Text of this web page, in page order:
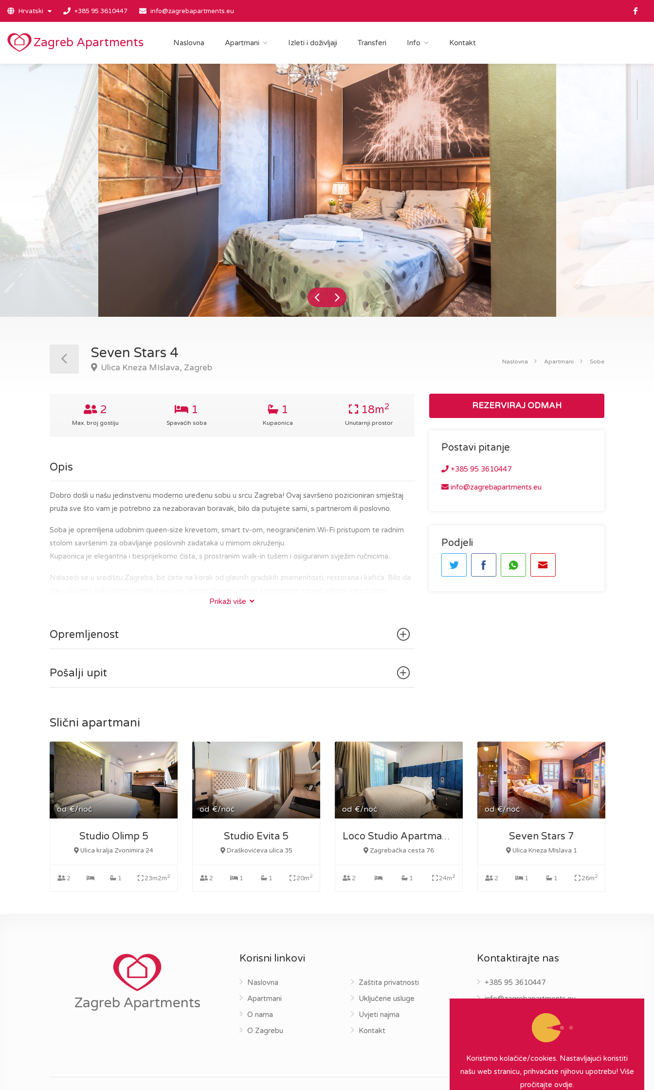
Hrvatski +385 95 3610447 info@zagrebapartments.eu
Zagreb Apartments Naslovna Apartmani Izleti i doživljaji Transferi Info Kontakt
Seven Stars 4
Ulica Kneza MIslava, Zagreb
Naslovna Apartmani Sobe
REZERVIRAJ ODMAH
Postavi pitanje
+385 95 3610447
info@zagrebapartments.eu
Podjeli
2
Max. broj gostiju
1
Spavaćih soba
1
Kupaonica
18m2
Unutarnji prostor
Opis
Dobro došli u našu jedinstvenu moderno uređenu sobu u srcu Zagreba! Ovaj savršeno pozicioniran smještaj
pruža sve što vam je potrebno za nezaboravan boravak, bilo da putujete sami, s partnerom ili poslovno.
Soba je opremljena udobnim queen-size krevetom, smart tv-om, neograničenim Wi-Fi pristupom te radnim
stolom savršenim za obavljanje poslovnih zadataka u mirnom okruženju.
Kupaonica je elegantna i besprijekorno čista, s prostranim walk-in tušem i osiguranim svježim ručnicima.
Nalazeći se u središtu Zagreba, bit ćete na korak od glavnih gradskih znamenitosti, restorana i kafića. Bilo da
tržnicom Dolac i Trgom bana Jelačića, ili da uživate u kavi na Tkalčićevoj ulici, sve vam je nadohvat ruke.
gradskom području.
Soba se nalazi na 4. katu, u zgradi bez lifta.
Prikaži više
Opremljenost
Pošalji upit
Slični apartmani
od €/noć
Studio Olimp 5
Ulica kralja Zvonimira 24
2 1 23m2m2
od €/noć
Studio Evita 5
Draškovićeva ulica 35
2 1 1 20m2
od €/noć
Loco Studio Apartman 1
Zagrebačka cesta 76
2 1 24m2
od €/noć
Seven Stars 7
Ulica Kneza MIslava 1
2 1 1 26m2
Zagreb Apartments
Korisni linkovi
Naslovna
Apartmani
O nama
O Zagrebu
Zaštita privatnosti
Uključene usluge
Uvjeti najma
Kontakt
Kontaktirajte nas
+385 95 3610447
info@zagrebapartments.eu
Koristimo kolačiće/cookies. Nastavljajući koristiti
našu web stranicu, prihvaćate njihovu upotrebu! Više
pročitajte ovdje.